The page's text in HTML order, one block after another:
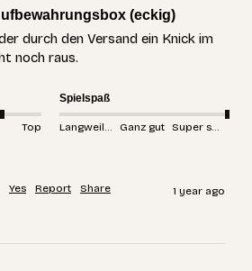
(eckig)
durch den Versand ein Knick im
noch raus.
Top
Spielspaß
Ganz gut Super spannend
Yes Report Share 1 year ago